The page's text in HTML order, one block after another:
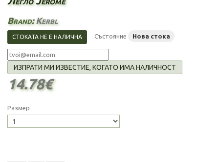
Brand:Kerbl
СТОКАТА НЕ Е НАЛИЧНА Състояние Нова стока
ИЗПРАТИ МИ ИЗВЕСТИЕ, КОГАТО ИМА НАЛИЧНОСТ
14.78€
Размер